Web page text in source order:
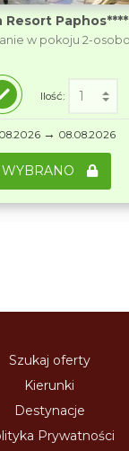
w pokoju 2-
Ilość:
→ 08.08.2026
WYBRANO
Szukaj oferty
Kierunki
Destynacje
Prywatności